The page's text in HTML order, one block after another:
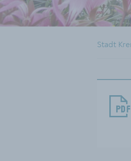
Stadt